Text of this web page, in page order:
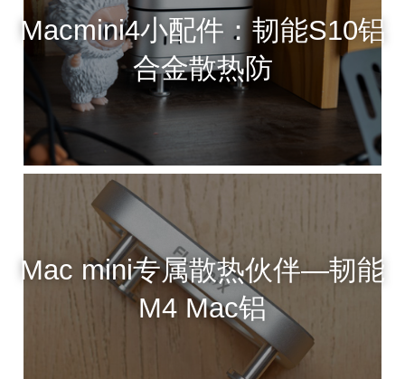
Macmini4小配件：韧能S10铝
合金散热防
Mac mini专属散热伙伴—韧能
M4 Mac铝